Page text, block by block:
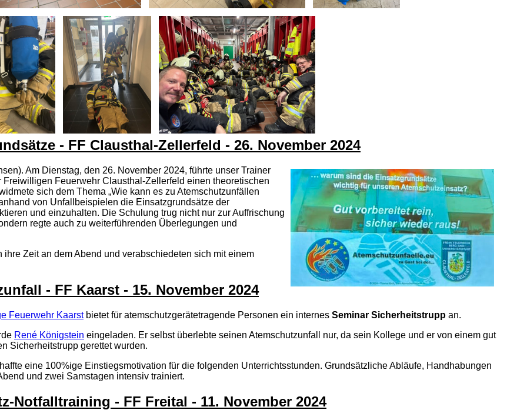
- FF Clausthal-Zellerfeld - 26. November 2024
Am Dienstag, den 26. November 2024, führte unser Trainer
Freiwilligen Feuerwehr Clausthal-Zellerfeld einen theoretischen
sich dem Thema „Wie kann es zu Atemschutzunfällen
von Unfallbeispielen die Einsatzgrundsätze der
und einzuhalten. Die Schulung trug nicht nur zur Auffrischung
regte auch zu weiterführenden Überlegungen und
ihre Zeit an dem Abend und verabschiedeten sich mit einem
- FF Kaarst - 15. November 2024
Feuerwehr Kaarstbietet für atemschutzgerätetragende Personen ein internes Seminar Sicherheitstrupp an.
René Königstein eingeladen. Er selbst überlebte seinen Atemschutzunfall nur, da sein Kollege und er von einem gut
Sicherheitstrupp gerettet wurden.
eine 100%ige Einstiegsmotivation für die folgenden Unterrichtsstunden. Grundsätzliche Abläufe, Handhabungen
und zwei Samstagen intensiv trainiert.
Notfalltraining - FF Freital - 11. November 2024